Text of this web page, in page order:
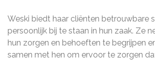
Weski biedt haar cliënten betrouwbare
persoonlijk bij te staan in hun zaak. Ze
hun zorgen en behoeften te begrijpen
samen met hen om ervoor te zorgen